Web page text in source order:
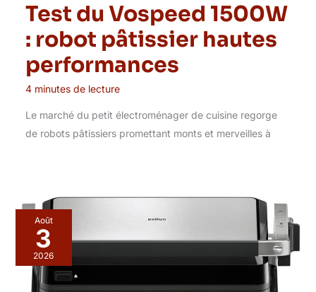
Test du Vospeed 1500W
: robot pâtissier hautes
performances
4 minutes de lecture
Le marché du petit électroménager de cuisine regorge
de robots pâtissiers promettant monts et merveilles à
Août
3
2026